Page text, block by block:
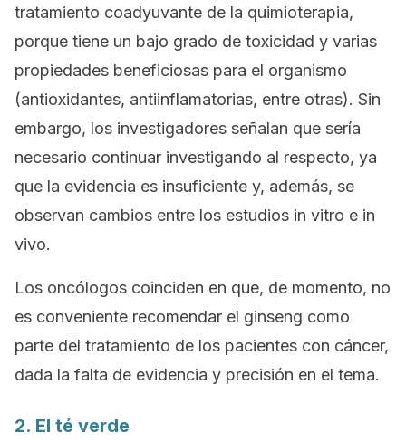
tratamiento coadyuvante de la quimioterapia,
porque tiene un bajo grado de toxicidad y varias
propiedades beneficiosas para el organismo
(antioxidantes, antiinflamatorias, entre otras). Sin
embargo, los investigadores señalan que sería
necesario continuar investigando al respecto, ya
que la evidencia es insuficiente y, además, se
observan cambios entre los estudios in vitro e in
vivo.
Los oncólogos coinciden en que, de momento, no
es conveniente recomendar el ginseng como
parte del tratamiento de los pacientes con cáncer,
dada la falta de evidencia y precisión en el tema.
2. El té verde